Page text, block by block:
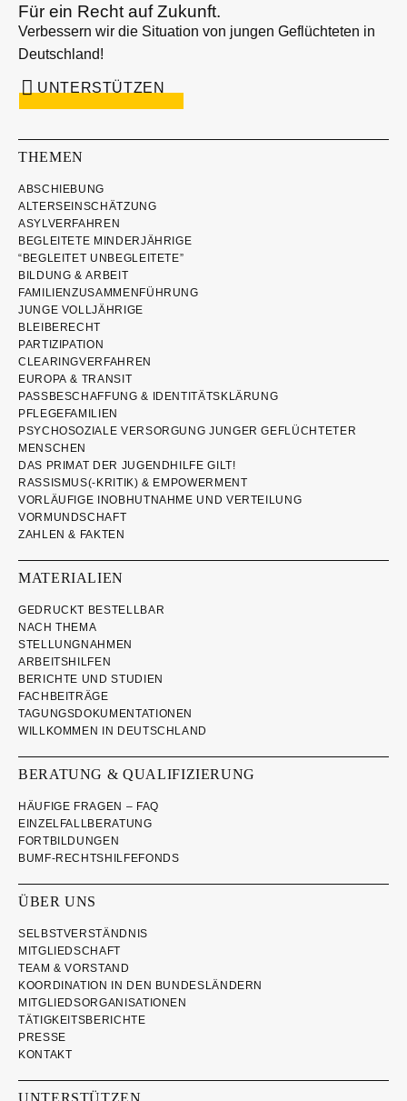
Für ein Recht auf Zukunft.
Verbessern wir die Situation von jungen Geflüchteten in
Deutschland!
UNTERSTÜTZEN
THEMEN
ABSCHIEBUNG
ALTERSEINSCHÄTZUNG
ASYLVERFAHREN
BEGLEITETE MINDERJÄHRIGE
“BEGLEITET UNBEGLEITETE”
BILDUNG & ARBEIT
FAMILIENZUSAMMENFÜHRUNG
JUNGE VOLLJÄHRIGE
BLEIBERECHT
PARTIZIPATION
CLEARINGVERFAHREN
EUROPA & TRANSIT
PASSBESCHAFFUNG & IDENTITÄTSKLÄRUNG
PFLEGEFAMILIEN
PSYCHOSOZIALE VERSORGUNG JUNGER GEFLÜCHTETER
MENSCHEN
DAS PRIMAT DER JUGENDHILFE GILT!
RASSISMUS(-KRITIK) & EMPOWERMENT
VORLÄUFIGE INOBHUTNAHME UND VERTEILUNG
VORMUNDSCHAFT
ZAHLEN & FAKTEN
MATERIALIEN
GEDRUCKT BESTELLBAR
NACH THEMA
STELLUNGNAHMEN
ARBEITSHILFEN
BERICHTE UND STUDIEN
FACHBEITRÄGE
TAGUNGSDOKUMENTATIONEN
WILLKOMMEN IN DEUTSCHLAND
BERATUNG & QUALIFIZIERUNG
HÄUFIGE FRAGEN – FAQ
EINZELFALLBERATUNG
FORTBILDUNGEN
BUMF-RECHTSHILFEFONDS
ÜBER UNS
SELBSTVERSTÄNDNIS
MITGLIEDSCHAFT
TEAM & VORSTAND
KOORDINATION IN DEN BUNDESLÄNDERN
MITGLIEDSORGANISATIONEN
TÄTIGKEITSBERICHTE
PRESSE
KONTAKT